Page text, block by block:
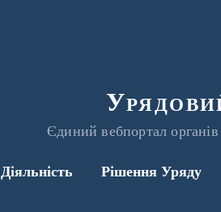
Єдиний вебпортал
Діяльність Рішення Уряду